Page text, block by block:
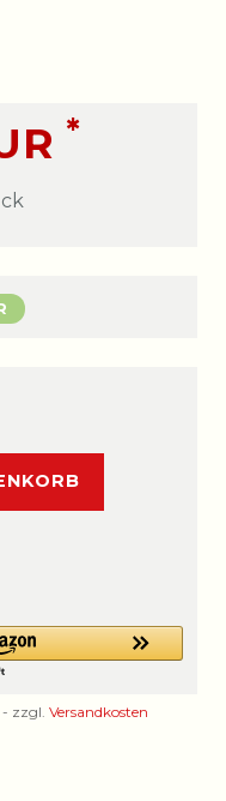
*
zzgl. Versandkosten